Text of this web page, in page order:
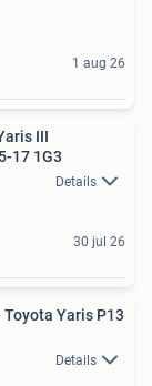
1 aug 26
III
17 1G3
Details
30 jul 26
Yaris P13
Details